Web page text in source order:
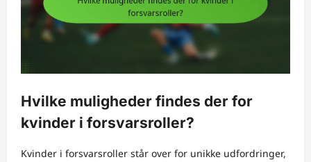
Hvilke muligheder findes der for
kvinder i forsvarsroller?
Kvinder i forsvarsroller står over for unikke udfordringer,